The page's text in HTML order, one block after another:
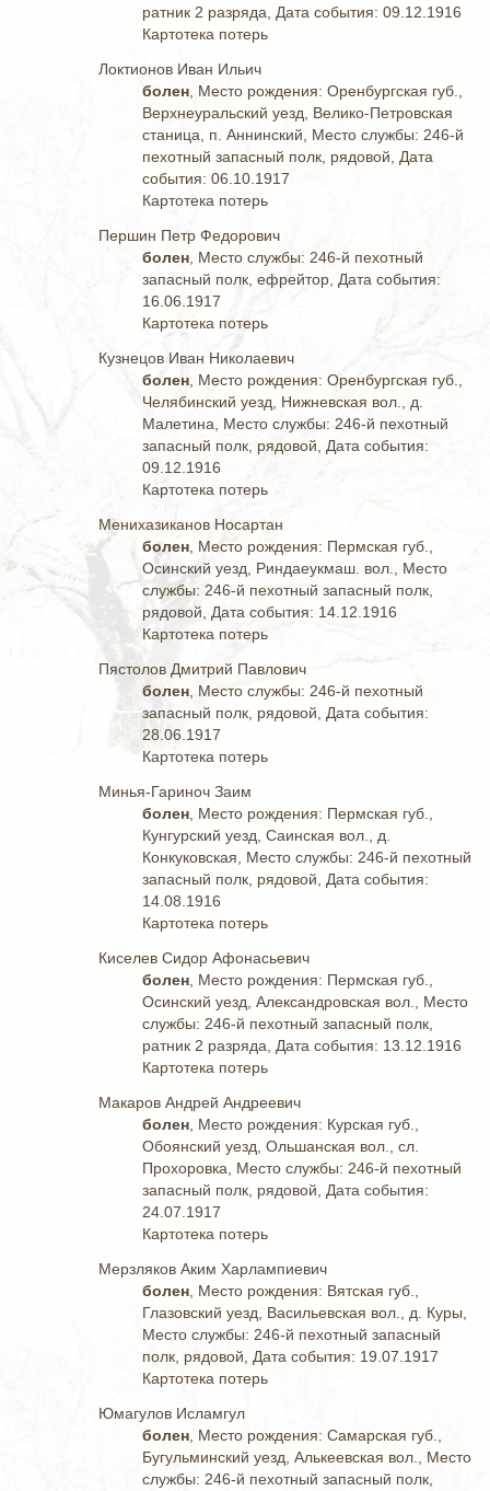
ратник 2 разряда, Дата события: 09.12.1916
Картотека потерь
Локтионов Иван Ильич
болен , Место рождения: Оренбургская губ.,
Верхнеуральский уезд, Велико-Петровская
станица, п. Аннинский, Место службы: 246-й
пехотный запасный полк, рядовой, Дата
события: 06.10.1917
Картотека потерь
Першин Петр Федорович
болен , Место службы: 246-й пехотный
запасный полк, ефрейтор, Дата события:
16.06.1917
Картотека потерь
Кузнецов Иван Николаевич
болен , Место рождения: Оренбургская губ.,
Челябинский уезд, Нижневская вол., д.
Малетина, Место службы: 246-й пехотный
запасный полк, рядовой, Дата события:
09.12.1916
Картотека потерь
Менихазиканов Носартан
болен , Место рождения: Пермская губ.,
Осинский уезд, Риндаеукмаш. вол., Место
службы: 246-й пехотный запасный полк,
рядовой, Дата события: 14.12.1916
Картотека потерь
Пястолов Дмитрий Павлович
болен , Место службы: 246-й пехотный
запасный полк, рядовой, Дата события:
28.06.1917
Картотека потерь
Минья-Гариноч Заим
болен , Место рождения: Пермская губ.,
Кунгурский уезд, Саинская вол., д.
Конкуковская, Место службы: 246-й пехотный
запасный полк, рядовой, Дата события:
14.08.1916
Картотека потерь
Киселев Сидор Афонасьевич
болен , Место рождения: Пермская губ.,
Осинский уезд, Александровская вол., Место
службы: 246-й пехотный запасный полк,
ратник 2 разряда, Дата события: 13.12.1916
Картотека потерь
Макаров Андрей Андреевич
болен , Место рождения: Курская губ.,
Обоянский уезд, Ольшанская вол., сл.
Прохоровка, Место службы: 246-й пехотный
запасный полк, рядовой, Дата события:
24.07.1917
Картотека потерь
Мерзляков Аким Харлампиевич
болен , Место рождения: Вятская губ.,
Глазовский уезд, Васильевская вол., д. Куры,
Место службы: 246-й пехотный запасный
полк, рядовой, Дата события: 19.07.1917
Картотека потерь
Юмагулов Исламгул
болен , Место рождения: Самарская губ.,
Бугульминский уезд, Алькеевская вол., Место
службы: 246-й пехотный запасный полк,